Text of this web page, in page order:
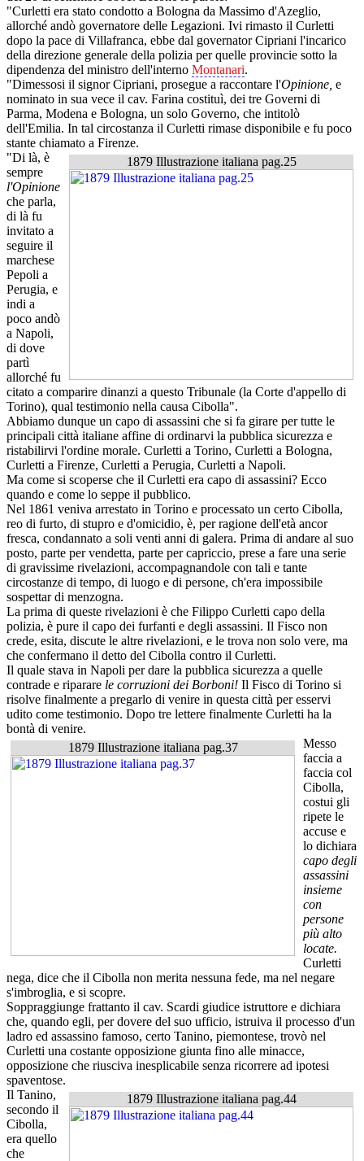
"Curletti era stato condotto a Bologna da Massimo d'Azeglio,
allorché andò governatore delle Legazioni. Ivi rimasto il Curletti
dopo la pace di Villafranca, ebbe dal governator Cipriani l'incarico
della direzione generale della polizia per quelle provincie sotto la
dipendenza del ministro dell'interno Montanari.
"Dimessosi il signor Cipriani, prosegue a raccontare l'Opinione, e
nominato in sua vece il cav. Farina costituì, dei tre Governi di
Parma, Modena e Bologna, un solo Governo, che intitolò
dell'Emilia. In tal circostanza il Curletti rimase disponibile e fu poco
stante chiamato a Firenze.
1879 Illustrazione italiana pag.25
"Di là, è
sempre
l'Opinione
che parla,
di là fu
invitato a
seguire il
marchese
Pepoli a
Perugia, e
indi a
poco andò
a Napoli,
di dove
partì
allorché fu
citato a comparire dinanzi a questo Tribunale (la Corte d'appello di
Torino), qual testimonio nella causa Cibolla".
Abbiamo dunque un capo di assassini che si fa girare per tutte le
principali città italiane affine di ordinarvi la pubblica sicurezza e
ristabilirvi l'ordine morale. Curletti a Torino, Curletti a Bologna,
Curletti a Firenze, Curletti a Perugia, Curletti a Napoli.
Ma come si scoperse che il Curletti era capo di assassini? Ecco
quando e come lo seppe il pubblico.
Nel 1861 veniva arrestato in Torino e processato un certo Cibolla,
reo di furto, di stupro e d'omicidio, è, per ragione dell'età ancor
fresca, condannato a soli venti anni di galera. Prima di andare al suo
posto, parte per vendetta, parte per capriccio, prese a fare una serie
di gravissime rivelazioni, accompagnandole con tali e tante
circostanze di tempo, di luogo e di persone, ch'era impossibile
sospettar di menzogna.
La prima di queste rivelazioni è che Filippo Curletti capo della
polizia, è pure il capo dei furfanti e degli assassini. Il Fisco non
crede, esita, discute le altre rivelazioni, e le trova non solo vere, ma
che confermano il detto del Cibolla contro il Curletti.
Il quale stava in Napoli per dare la pubblica sicurezza a quelle
contrade e riparare le corruzioni dei Borboni! Il Fisco di Torino si
risolve finalmente a pregarlo di venire in questa città per esservi
udito come testimonio. Dopo tre lettere finalmente Curletti ha la
bontà di venire.
1879 Illustrazione italiana pag.37
Messo
faccia a
faccia col
Cibolla,
costui gli
ripete le
accuse e
lo dichiara
capo degli
assassini
insieme
con
persone
più alto
locate.
Curletti
nega, dice che il Cibolla non merita nessuna fede, ma nel negare
s'imbroglia, e si scopre.
Soppraggiunge frattanto il cav. Scardi giudice istruttore e dichiara
che, quando egli, per dovere del suo ufficio, istruiva il processo d'un
ladro ed assassino famoso, certo Tanino, piemontese, trovò nel
Curletti una costante opposizione giunta fino alle minacce,
opposizione che riusciva inesplicabile senza ricorrere ad ipotesi
spaventose.
1879 Illustrazione italiana pag.44
Il Tanino,
secondo il
Cibolla,
era quello
che